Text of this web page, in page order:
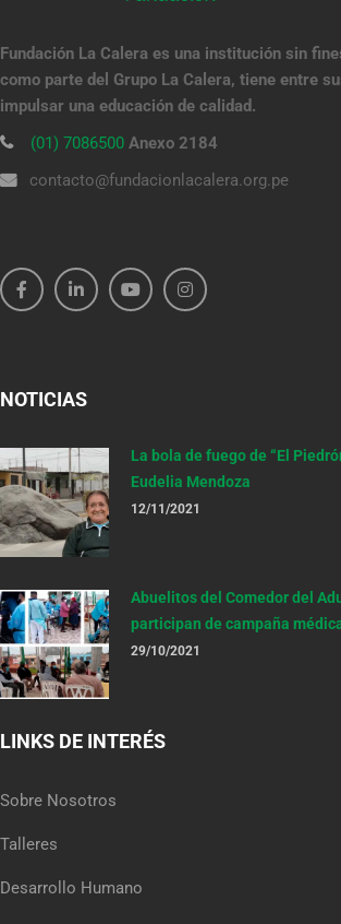
Fundación La Calera es una institución sin
como parte del Grupo La Calera, tiene entre
impulsar una educación de calidad.
(01) 7086500 Anexo 2184
contacto@fundacionlacalera.org.pe
NOTICIAS
La bola de fuego de “El
Eudelia Mendoza
12/11/2021
Abuelitos del Comedor del
participan de campaña
29/10/2021
LINKS DE INTERÉS
Sobre Nosotros
Talleres
Desarrollo Humano